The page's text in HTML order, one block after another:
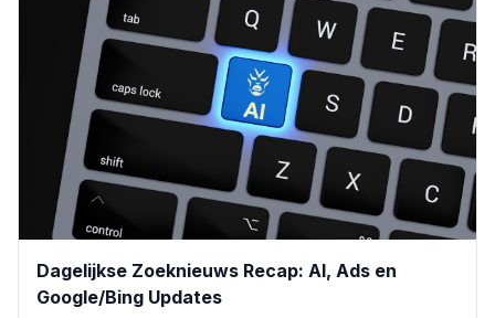
Dagelijkse Zoeknieuws Recap: AI, Ads en
Google/Bing Updates